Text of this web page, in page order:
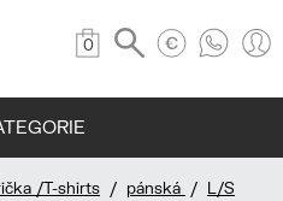
0
/T-shirts / pánská / L/S